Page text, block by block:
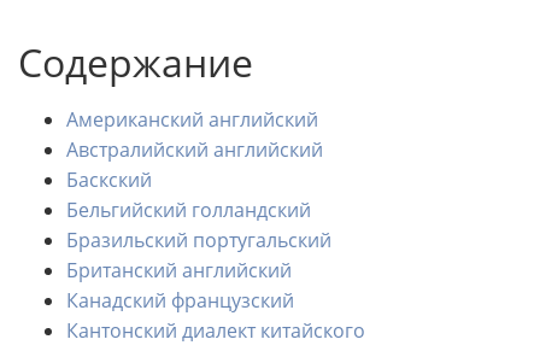
Содержание
Американский английский
Австралийский английский
Баскский
Бельгийский голландский
Бразильский португальский
Британский английский
Канадский французский
Кантонский диалект китайского